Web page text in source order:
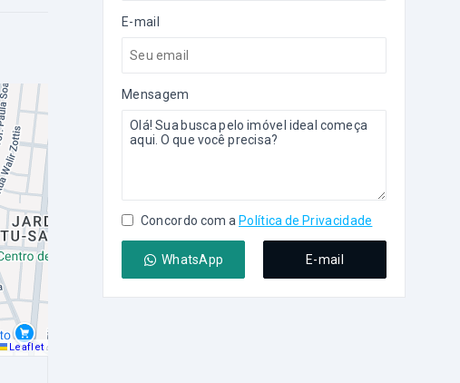
Leaflet
E-mail
Mensagem
Concordo com a Política de Privacidade
WhatsApp E-mail